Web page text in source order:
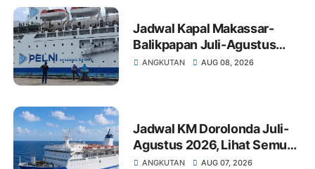
Jadwal Kapal Makassar-
Balikpapan Juli-Agustus
2026: Tarif dan Jadwal
ANGKUTAN AUG 08, 2026
Jadwal KM Dorolonda Juli-
Agustus 2026, Lihat Semua
Pelabuhan Singgah
ANGKUTAN AUG 07, 2026